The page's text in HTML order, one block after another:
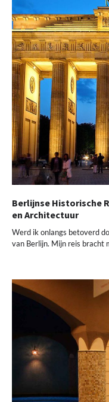
Berlijnse Historische
en Architectuur
Werd ik onlangs betoverd
van Berlijn. Mijn reis bracht